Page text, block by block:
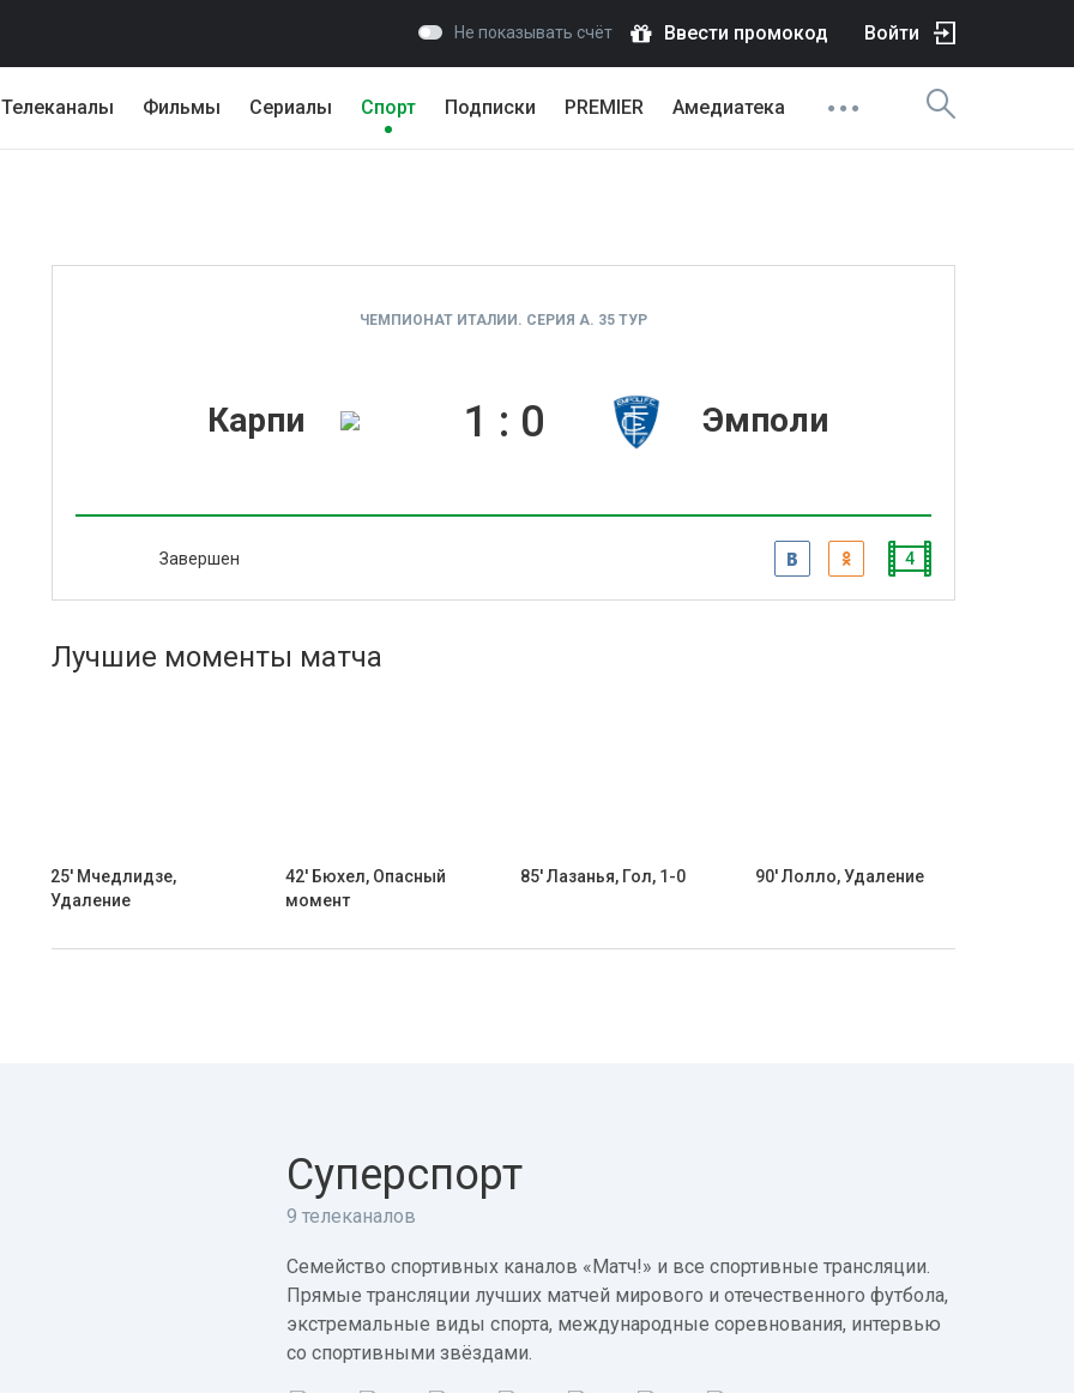
Не показывать счёт Ввести промокод Войти
Телеканалы Фильмы Сериалы Спорт Подписки PREMIER Амедиатека
ЧЕМПИОНАТ ИТАЛИИ. СЕРИЯ А. 35 ТУР
Карпи Эмполи
1 : 0
Завершен 4
Лучшие моменты матча
25' Мчедлидзе,
Удаление
42' Бюхел, Опасный
момент
85' Лазанья, Гол, 1-0 90' Лолло, Удаление
Суперспорт
9 телеканалов
Семейство спортивных каналов «Матч!» и все спортивные трансляции.
Прямые трансляции лучших матчей мирового и отечественного футбола,
экстремальные виды спорта, международные соревнования, интервью
со спортивными звёздами.